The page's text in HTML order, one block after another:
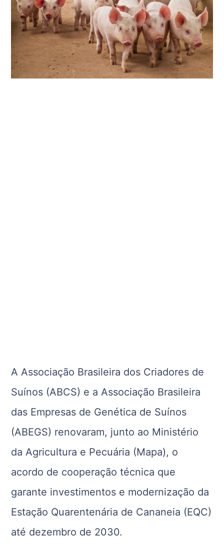
A Associação Brasileira dos Criadores de
Suínos (ABCS) e a Associação Brasileira
das Empresas de Genética de Suínos
(ABEGS) renovaram, junto ao Ministério
da Agricultura e Pecuária (Mapa), o
acordo de cooperação técnica que
garante investimentos e modernização da
Estação Quarentenária de Cananeia (EQC)
até dezembro de 2030.